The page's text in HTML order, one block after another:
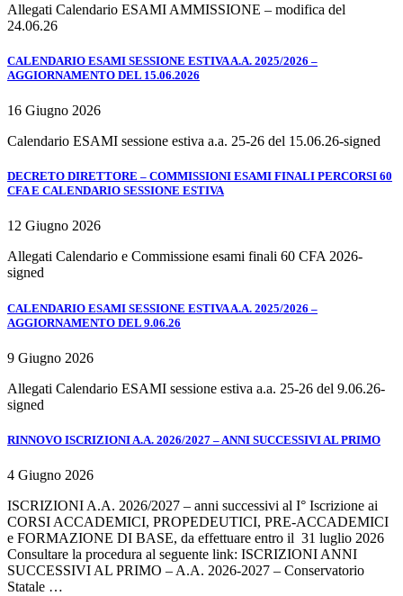
Allegati Calendario ESAMI AMMISSIONE – modifica del
24.06.26
CALENDARIO ESAMI SESSIONE ESTIVA A.A. 2025/2026 –
AGGIORNAMENTO DEL 15.06.2026
16 Giugno 2026
Calendario ESAMI sessione estiva a.a. 25-26 del 15.06.26-signed
DECRETO DIRETTORE – COMMISSIONI ESAMI FINALI PERCORSI 60
CFA E CALENDARIO SESSIONE ESTIVA
12 Giugno 2026
Allegati Calendario e Commissione esami finali 60 CFA 2026-
signed
CALENDARIO ESAMI SESSIONE ESTIVA A.A. 2025/2026 –
AGGIORNAMENTO DEL 9.06.26
9 Giugno 2026
Allegati Calendario ESAMI sessione estiva a.a. 25-26 del 9.06.26-
signed
RINNOVO ISCRIZIONI A.A. 2026/2027 – ANNI SUCCESSIVI AL PRIMO
4 Giugno 2026
ISCRIZIONI A.A. 2026/2027 – anni successivi al I° Iscrizione ai
CORSI ACCADEMICI, PROPEDEUTICI, PRE-ACCADEMICI
e FORMAZIONE DI BASE, da effettuare entro il 31 luglio 2026
Consultare la procedura al seguente link: ISCRIZIONI ANNI
SUCCESSIVI AL PRIMO – A.A. 2026-2027 – Conservatorio
Statale …